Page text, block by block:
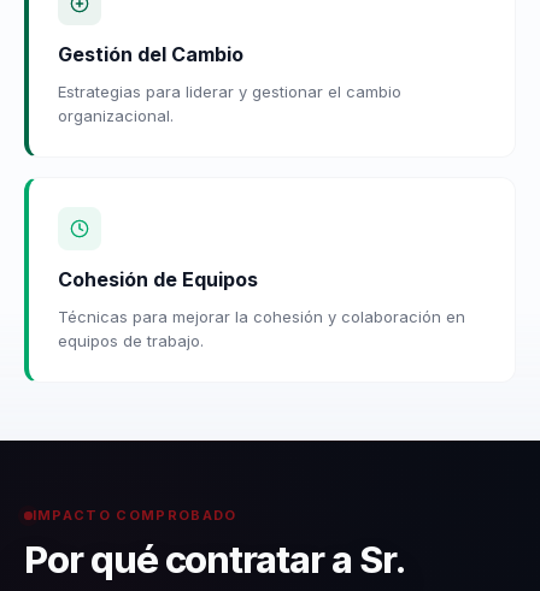
Gestión del Cambio
Estrategias para liderar y gestionar el cambio
organizacional.
Cohesión de Equipos
Técnicas para mejorar la cohesión y colaboración en
equipos de trabajo.
IMPACTO COMPROBADO
Por qué contratar a Sr.